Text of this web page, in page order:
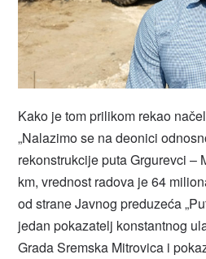
Kako je tom prilikom rekao
„Nalazimo se na deonici
rekonstrukcije puta Grgurevci –
km, vrednost radova je 64
od strane Javnog preduzeća
jedan pokazatelj konstantnog
Grada Sremska Mitrovica i